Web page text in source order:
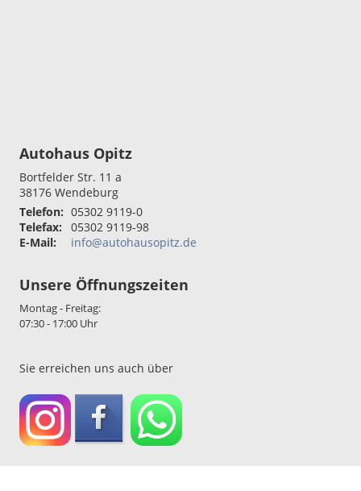
Autohaus Opitz
Bortfelder Str. 11 a
38176 Wendeburg
Telefon: 05302 9119-0
Telefax:
05302 9119-98
E-Mail:
info@autohausopitz.de
Unsere Öffnungszeiten
Montag - Freitag:
07:30 - 17:00 Uhr
Sie erreichen uns auch über